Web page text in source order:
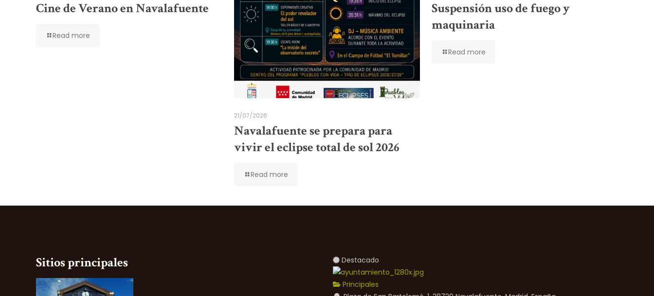
Cine de Verano en Navalafuente
Read more
21/07/2026
Navalafuente se prepara para
vivir el eclipse total de sol 2026
Read more
Suspensión uso de fuego y
maquinaria
Read more
Sitios principales Destacado
Principales